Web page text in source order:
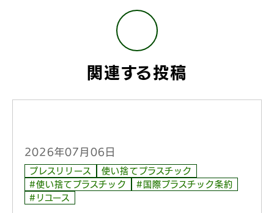
関連する投稿
2026年07月06日
プレスリリース
使い捨てプラスチック
#使い捨てプラスチック
#国際プラスチック条約
#リユース